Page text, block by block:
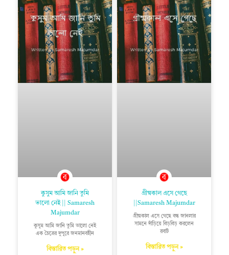
কুসুম আমি জানি তুমি
ভালো নেই || Samaresh
Majumdar
কুসুম আমি জানি তুমি ভালো নেই
এক চৈত্রের দুপুরে জনমানবহীন
বিস্তারিত পড়ুন »
গ্রীষ্মকাল এসে গেছে
||Samaresh Majumdar
গ্রীষ্মকাল এসে গেছে বন্ধ জানলার
সামনে দাঁড়িয়ে বিড়বিড় করলেন
রবার্ট
বিস্তারিত পড়ুন »